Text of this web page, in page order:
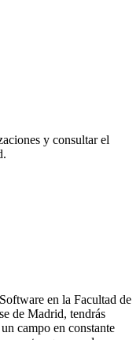
y consultar el
en la Facultad de
de Madrid, tendrás
campo en constante